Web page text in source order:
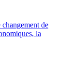
de
la